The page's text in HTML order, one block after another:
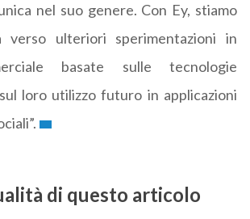
nel suo genere. Con Ey, stiamo
verso ulteriori sperimentazioni in
basate sulle tecnologie
loro utilizzo futuro in applicazioni
di questo articolo